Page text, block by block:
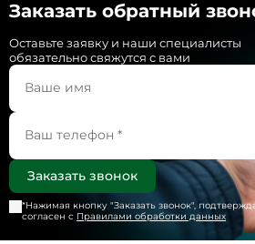
Заказать обратный
Оставьте заявку и наши специалисты
обязательно свяжутся с вами
*Нажимая кнопку "Заказать звонок",
согласен с Правилами обработки данных